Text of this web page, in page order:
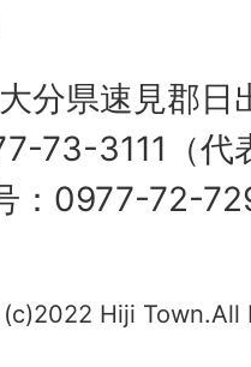
県速見郡日
73-3111（代
：0977-72-
Hiji Town.All